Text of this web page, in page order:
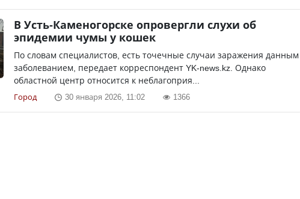
В Усть-Каменогорске опровергли слухи об
эпидемии чумы у кошек
По словам специалистов, есть точечные случаи заражения данным
заболеванием, передает корреспондент YK-news.kz. Однако
областной центр относится к неблагоприя...
Город 30 января 2026, 11:02 1366